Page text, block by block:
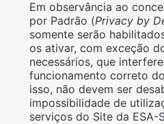
Em observância ao
por Padrão (Privacy by
somente serão
os ativar, com exceção
necessários, que
funcionamento correto
isso, não devem ser
impossibilidade de
serviços do Site da ESA-